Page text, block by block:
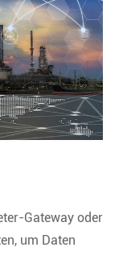
Gateway oder
um Daten